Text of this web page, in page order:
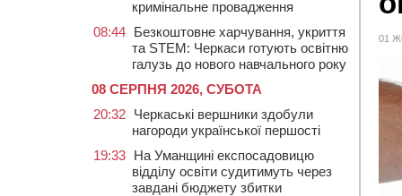
01
кримінальне провадження
08:44 Безкоштовне харчування, укриття
та STEM: Черкаси готують освітню
галузь до нового навчального року
08 СЕРПНЯ 2026, СУБОТА
20:32 Черкаські вершники здобули
нагороди української першості
19:33 На Уманщині експосадовицю
відділу освіти судитимуть через
завдані бюджету збитки